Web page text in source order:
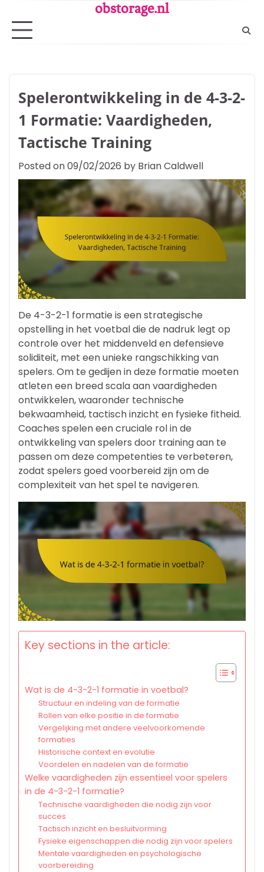
content
obstorage.nl
Spelerontwikkeling in de 4-3-2-
1 Formatie: Vaardigheden,
Tactische Training
Posted on09/02/2026 by Brian Caldwell
De 4-3-2-1 formatie is een strategische
opstelling in het voetbal die de nadruk legt op
controle over het middenveld en defensieve
soliditeit, met een unieke rangschikking van
spelers. Om te gedijen in deze formatie moeten
atleten een breed scala aan vaardigheden
ontwikkelen, waaronder technische
bekwaamheid, tactisch inzicht en fysieke fitheid.
Coaches spelen een cruciale rol in de
ontwikkeling van spelers door training aan te
passen om deze competenties te verbeteren,
zodat spelers goed voorbereid zijn om de
complexiteit van het spel te navigeren.
Key sections in the article:
Wat is de 4-3-2-1 formatie in voetbal?
Structuur en indeling van de formatie
Rollen van elke positie in de formatie
Vergelijking met andere veelvoorkomende
formaties
Historische context en evolutie
Voordelen en nadelen van de formatie
Welke vaardigheden zijn essentieel voor spelers
in de 4-3-2-1 formatie?
Technische vaardigheden die nodig zijn voor
succes
Tactisch inzicht en besluitvorming
Fysieke eigenschappen die nodig zijn voor spelers
Mentale vaardigheden en psychologische
voorbereiding